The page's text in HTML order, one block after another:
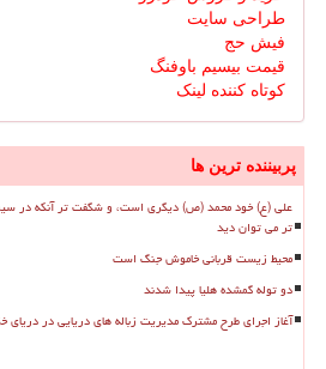
طراحی سایت
فیش حج
قیمت بیسیم باوفنگ
کوتاه کننده لینک
پربیننده ترین ها
علی (ع) خود محمد (ص) دیگری است، و شگفت تر آنکه در
تر می توان دید
محیط زیست قربانی خاموش جنگ است
دو توله گمشده هلیا پیدا شدند
آغاز اجرای طرح مشترک مدیریت زباله های دریایی در دریای